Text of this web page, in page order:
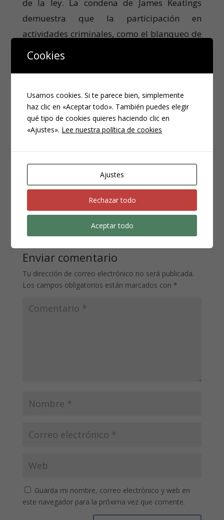
de la ley. La condena de James Keatings
demuestra que la participación en
actividades criminales, como el blanqueo de
capitales, tiene serias consecuencias legales,
Compartir
Entradas Relacionadas
No related posts.
Enviar comentario
Tu dirección de correo electrónico no será publicada.
Los campos obligatorios están marcados con *
Guarda mi nombre, correo electrónico y web en
este navegador para la próxima vez que comente.
Cookies
Usamos cookies. Si te parece bien, simplemente
haz clic en «Aceptar todo». También puedes elegir
qué tipo de cookies quieres haciendo clic en
«Ajustes». Lee nuestra política de cookies
Ajustes
Rechazar todo
Aceptar todo